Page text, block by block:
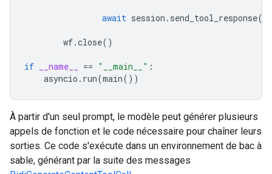
await session . send_tool_response(
wf.close()
if __name__ == "__main__" :
asyncio . run(main())
À partir d'un seul prompt, le modèle peut générer plusieurs
appels de fonction et le code nécessaire pour chaîner leurs
sorties. Ce code s'exécute dans un environnement de bac à
sable, générant par la suite des messages